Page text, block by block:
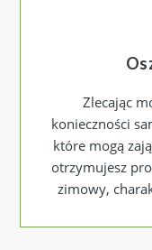
Zlecając
konieczności
które mogą
otrzymujesz
zimowy,